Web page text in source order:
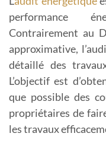
performance
Contrairement au
approximative,
détaillé des
L’objectif est
que possible des
propriétaires de
les travaux